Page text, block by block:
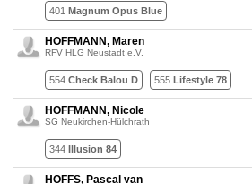
401 Magnum Opus Blue
HOFFMANN, Maren
RFV HLG Neustadt e.V.
554 Check Balou D 555 Lifestyle 78
HOFFMANN, Nicole
SG Neukirchen-Hülchrath
344 Illusion 84
HOFFS, Pascal van